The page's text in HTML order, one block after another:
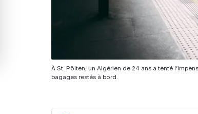
À St. Pölten, un Algérien de 24 ans a tenté
bagages restés à bord.